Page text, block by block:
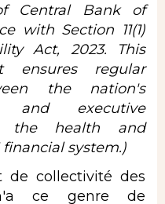
Central Bank of
with Section 11(1)
Act, 2023. This
ensures regular
the nation's
and executive
the health and
system.)
de collectivité des
ce genre de